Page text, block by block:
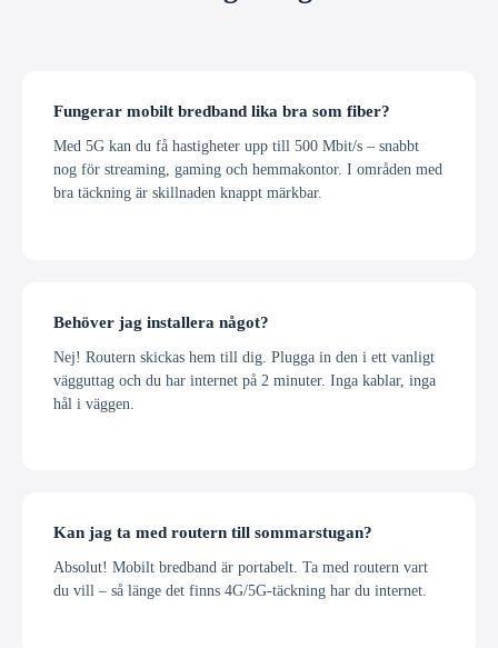
Fungerar mobilt bredband lika bra som fiber?
Med 5G kan du få hastigheter upp till 500 Mbit/s – snabbt
nog för streaming, gaming och hemmakontor. I områden med
bra täckning är skillnaden knappt märkbar.
Behöver jag installera något?
Nej! Routern skickas hem till dig. Plugga in den i ett vanligt
vägguttag och du har internet på 2 minuter. Inga kablar, inga
hål i väggen.
Kan jag ta med routern till sommarstugan?
Absolut! Mobilt bredband är portabelt. Ta med routern vart
du vill – så länge det finns 4G/5G-täckning har du internet.